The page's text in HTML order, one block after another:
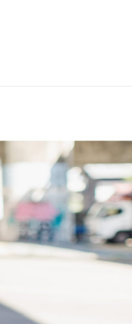
費通知簡訊後14天內，點擊此簡
路銀行／等多元方式進行付款，
結帳手續完成當下不需立刻繳費
的店家。未經商家同意取消之訂單
納相關費用。
成功請以「AFTEE先享後付 」之
功／繳費後需取消欲退款等相關
中心」https://
】
恩沛科技股份有限公司提供之「
本服務之必要範圍內提供個人資
予恩沛科技股份有限公司。
人資料處理事宜，請瀏覽以下網址
terms/#terms3
的使用者請事先徵得法定代理人
家取貨
貨
，滿NT$1,800(含以上)免運
11取貨
，滿NT$1,800(含以上)免運
，滿NT$3,000(含以上)免